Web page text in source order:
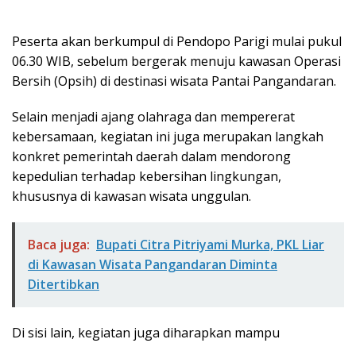
Peserta akan berkumpul di Pendopo Parigi mulai pukul
06.30 WIB, sebelum bergerak menuju kawasan Operasi
Bersih (Opsih) di destinasi wisata Pantai Pangandaran.
Selain menjadi ajang olahraga dan mempererat
kebersamaan, kegiatan ini juga merupakan langkah
konkret pemerintah daerah dalam mendorong
kepedulian terhadap kebersihan lingkungan,
khususnya di kawasan wisata unggulan.
Baca juga: Bupati Citra Pitriyami Murka, PKL Liar
di Kawasan Wisata Pangandaran Diminta
Ditertibkan
Di sisi lain, kegiatan juga diharapkan mampu